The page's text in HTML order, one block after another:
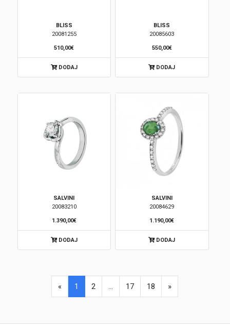
BLISS
20081255
510,00€
DODAJ
BLISS
20085603
550,00€
DODAJ
SALVINI
20083210
1.390,00€
DODAJ
SALVINI
20084629
1.190,00€
DODAJ
« 1 2 17 18 »